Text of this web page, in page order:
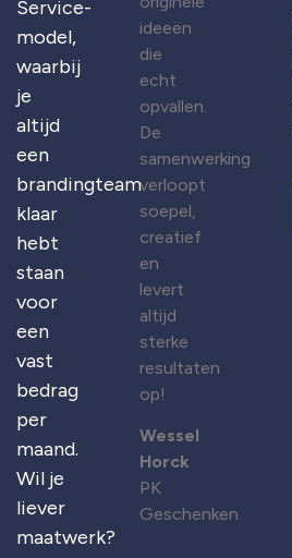
Service-
model,
waarbij
je
altijd
een
brandingteam
klaar
hebt
staan
voor
een
vast
bedrag
per
maand.
Wil je
liever
maatwerk?
ideeën
die
echt
opvallen.
De
samenwerking
verloopt
soepel,
creatief
en
levert
altijd
sterke
resultaten
op!
Wessel
Horck
PK
Geschenken